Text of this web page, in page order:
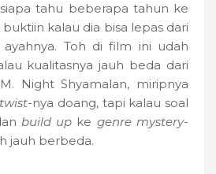
tahu beberapa tahun ke
kalau dia bisa lepas dari
Toh di film ini udah
kualitasnya jauh beda dari
Night Shyamalan, miripnya
twist-nya doang, tapi kalau soal
build up ke genre mystery-
jauh berbeda.